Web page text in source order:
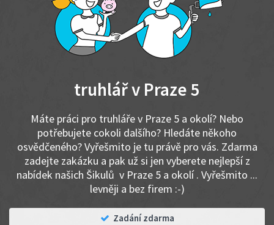
truhlář v Praze 5
Máte práci pro truhláře v Praze 5 a okolí? Nebo
potřebujete cokoli dalšího? Hledáte někoho
osvědčeného? Vyřešmito je tu právě pro vás. Zdarma
zadejte zakázku a pak už si jen vyberete nejlepší z
nabídek našich Šikulů v Praze 5 a okolí . Vyřešmito ...
levněji a bez firem :-)
Zadání zdarma